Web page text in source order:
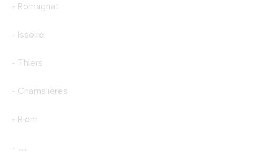
- Romagnat
- Issoire
- Thiers
- Chamalières
- Riom
- …